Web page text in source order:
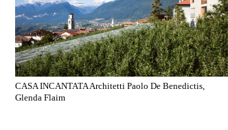
CASA INCANTATA Architetti Paolo De Benedictis,
Glenda Flaim